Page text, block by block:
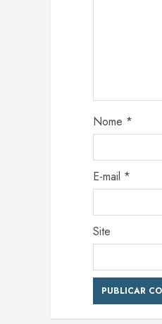
Nome *
E-mail *
Site